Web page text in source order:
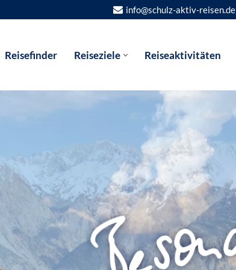
info@schulz-aktiv-reisen.de
Reisefinder Reiseziele Reiseaktivitäten